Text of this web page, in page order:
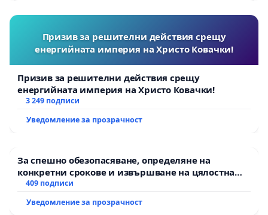
Призив за решителни действия срещу
енергийната империя на Христо Ковачки!
Призив за решителни действия срещу
енергийната империя на Христо Ковачки!
3 249 подписи
Уведомление за прозрачност
За спешно обезопасяване, определяне на
конкретни срокове и извършване на цялостна
рехабилитация на републиканския път между
Мирово - к.к. Момин проход
409 подписи
Уведомление за прозрачност